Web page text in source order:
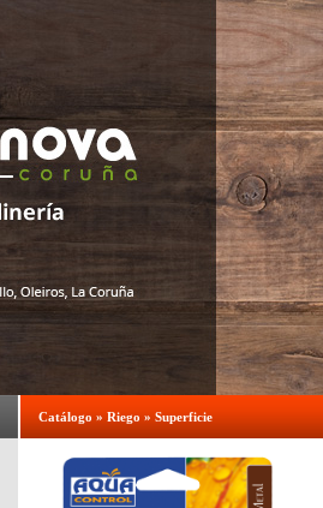
Catálogo » Riego » Superficie